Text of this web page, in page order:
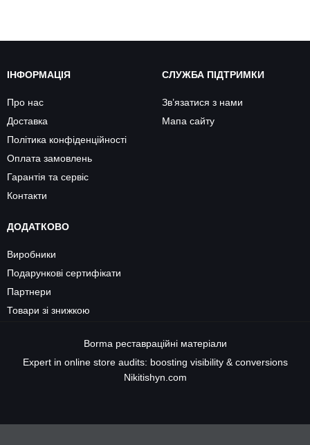
ІНФОРМАЦІЯ
Про нас
Доставка
Політика конфіденційності
Оплата замовлень
Гарантія та сервіс
Контакти
СЛУЖБА ПІДТРИМКИ
Зв’язатися з нами
Мапа сайту
ДОДАТКОВО
Виробники
Подарункові сертифікати
Партнери
Товари зі знижкою
Borma реставраційні матеріали
Expert in online store audits: boosting visibility & conversions
Nikitishyn.com